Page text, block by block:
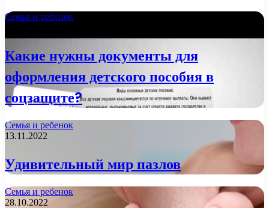
Семья и ребенок
Какие нужны документы для
оформления детского пособия в
соцзащите?
Семья и ребенок
13.11.2022
Удивительный мир пазлов
Семья и ребенок
28.10.2022